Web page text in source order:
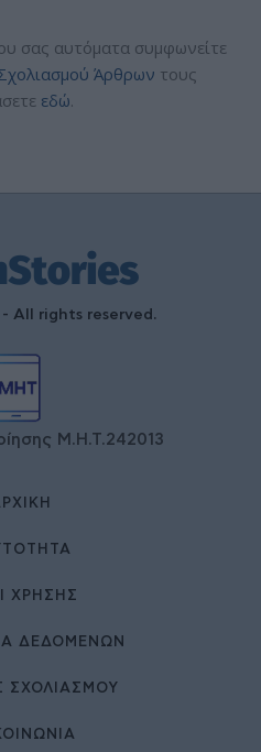
σας αυτόματα συμφωνείτε
Άρθρων τους
εδώ.
All rights reserved.
Μ.Η.Τ.242013
ΧΡΉΣΗΣ
ΔΕΔΟΜΕΝΩΝ
ΣΧΟΛΙΑΣΜΟΥ